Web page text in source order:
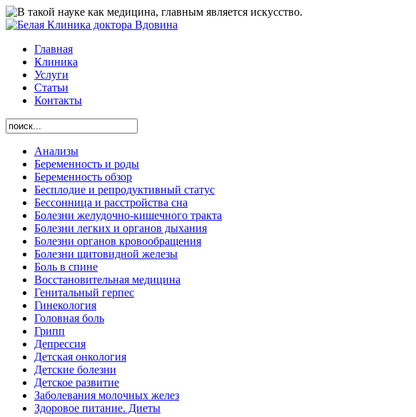
Главная
Клиника
Услуги
Статьи
Контакты
Анализы
Беременность и роды
Беременность обзор
Бесплодие и репродуктивный статус
Бессонница и расстройства сна
Болезни желудочно-кишечного тракта
Болезни легких и органов дыхания
Болезни органов кровообращения
Болезни щитовидной железы
Боль в спине
Восстановительная медицина
Генитальный герпес
Гинекология
Головная боль
Грипп
Депрессия
Детская онкология
Детские болезни
Детское развитие
Заболевания молочных желез
Здоровое питание. Диеты